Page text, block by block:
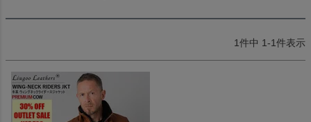
1件中 1-1件表示